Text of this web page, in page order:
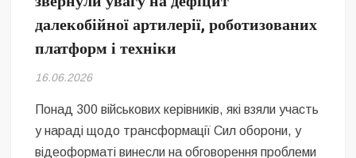
Безугла закликає валити Сирського
Світові бренди одягу та взуття: розвиток ринку та вплив на
сучасну моду
навколо керівництва армії
далекобійної артилерії, роботизованих
платформ і техніки
16.06.2026
Понад 300 військових керівників, які взяли участь
у нараді щодо трансформації Сил оборони, у
відеоформаті винесли на обговорення проблеми